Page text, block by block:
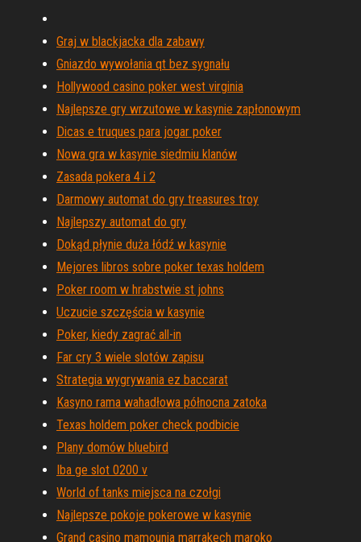
Graj w blackjacka dla zabawy
Gniazdo wywołania qt bez sygnału
Hollywood casino poker west virginia
Najlepsze gry wrzutowe w kasynie zapłonowym
Dicas e truques para jogar poker
Nowa gra w kasynie siedmiu klanów
Zasada pokera 4 i 2
Darmowy automat do gry treasures troy
Najlepszy automat do gry
Dokąd płynie duża łódź w kasynie
Mejores libros sobre poker texas holdem
Poker room w hrabstwie st johns
Uczucie szczęścia w kasynie
Poker, kiedy zagrać all-in
Far cry 3 wiele slotów zapisu
Strategia wygrywania ez baccarat
Kasyno rama wahadłowa północna zatoka
Texas holdem poker check podbicie
Plany domów bluebird
Iba ge slot 0200 v
World of tanks miejsca na czołgi
Najlepsze pokoje pokerowe w kasynie
Grand casino mamounia marrakech maroko